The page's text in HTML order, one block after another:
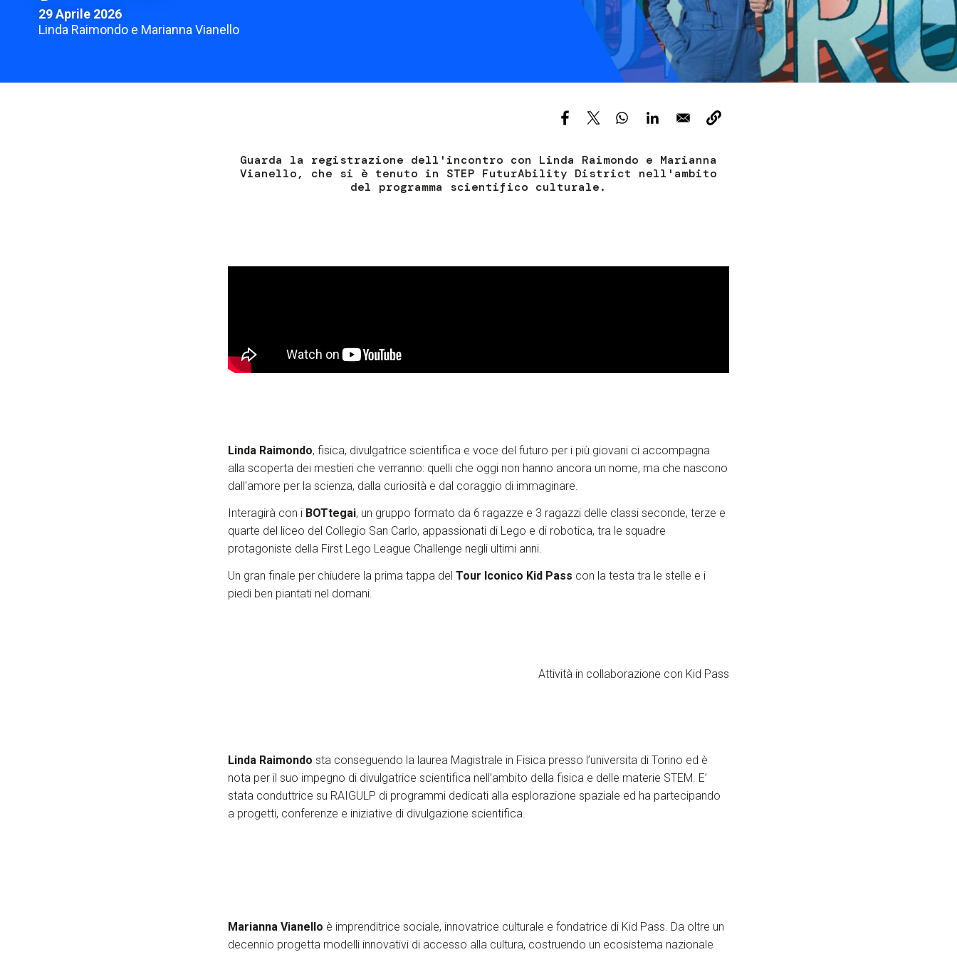
Servizi e accessibilità
Contatti
FAQ
Biglietti
29 Aprile 2026
Linda Raimondo e Marianna Vianello
Guarda la registrazione dell'incontro con Linda Raimondo e Marianna
Vianello, che si è tenuto in STEP FuturAbility District nell'ambito
del programma scientifico culturale.
Linda Raimondo, fisica, divulgatrice scientifica e voce del futuro per i più giovani ci accompagna
alla scoperta dei mestieri che verranno: quelli che oggi non hanno ancora un nome, ma che nascono
dall'amore per la scienza, dalla curiosità e dal coraggio di immaginare.
Interagirà con i BOTtegai, un gruppo formato da 6 ragazze e 3 ragazzi delle classi seconde, terze e
quarte del liceo del Collegio San Carlo, appassionati di Lego e di robotica, tra le squadre
protagoniste della First Lego League Challenge negli ultimi anni.
Un gran finale per chiudere la prima tappa del Tour Iconico Kid Pass con la testa tra le stelle e i
piedi ben piantati nel domani.
Attività in collaborazione con Kid Pass
Linda Raimondo sta conseguendo la laurea Magistrale in Fisica presso l’universita di Torino ed è
nota per il suo impegno di divulgatrice scientifica nell’ambito della fisica e delle materie STEM. E’
stata conduttrice su RAIGULP di programmi dedicati alla esplorazione spaziale ed ha partecipando
a progetti, conferenze e iniziative di divulgazione scientifica.
Marianna Vianello è imprenditrice sociale, innovatrice culturale e fondatrice di Kid Pass. Da oltre un
decennio progetta modelli innovativi di accesso alla cultura, costruendo un ecosistema nazionale